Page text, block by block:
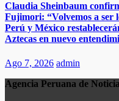
​​Claudia Sheinbaum
Fujimori: “Volvemos a ser
Perú y México
Aztecas en nuevo
Ago 7, 2026 admin
Agencia Peruana de